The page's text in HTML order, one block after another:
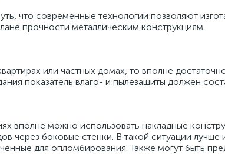
что современные технологии позволяют
прочности металлическим конструкциям.
или частных домах, то вполне
показатель влаго- и пылезащиты должен
вполне можно использовать накладные
боковые стенки. В такой ситуации лучше
для опломбирования. Также могут быть